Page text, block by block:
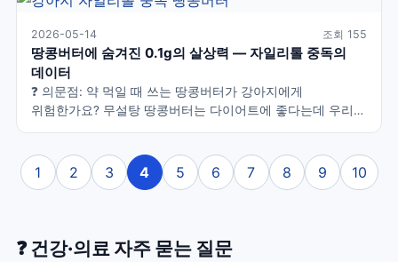
합니다. 콜리·셔틀랜드 쉽독 등 MDR1 변이 견종은 사전
유전자 검사가 권장됩니다.
2026-05-14 조회 155
땅콩버터에 숨겨진 0.1g의 살상력 — 자일리톨 중독의
데이터
❓ 의문점: 약 먹일 때 쓰는 땅콩버터가 강아지에게
위험한가요? 무설탕 땅콩버터는 다이어트에 좋다는데 우리
Consumer Update "Paws Off Xylitol" 공식 경고 - NCSU
자일리톨 함유 땅콩버터 브랜드 5종 명시: ①Go Nuts
sugar(자작나무 설탕) ③Wood sugar(목재 설탕) ④Sugar
1 2 3 4 5 6 7 8 9 10
❓ 건강·의료 자주 묻는 질문